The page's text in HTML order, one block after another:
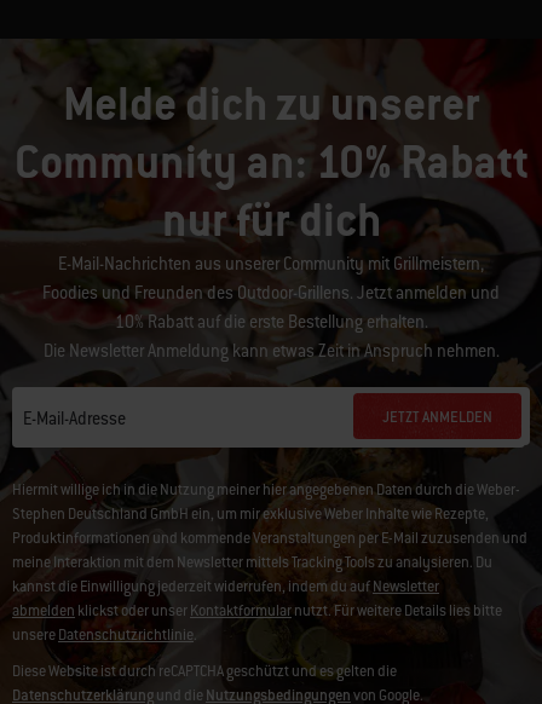
Melde dich zu unserer
Community an: 10% Rabatt
nur für dich
E-Mail-Nachrichten aus unserer Community mit Grillmeistern,
Foodies und Freunden des Outdoor-Grillens. Jetzt anmelden und
10% Rabatt auf die erste Bestellung erhalten.
Die Newsletter Anmeldung kann etwas Zeit in Anspruch nehmen.
E-Mail-Adresse JETZT ANMELDEN
Hiermit willige ich in die Nutzung meiner hier angegebenen Daten durch die Weber-
Stephen Deutschland GmbH ein, um mir exklusive Weber Inhalte wie Rezepte,
Produktinformationen und kommende Veranstaltungen per E-Mail zuzusenden und
meine Interaktion mit dem Newsletter mittels Tracking Tools zu analysieren. Du
kannst die Einwilligung jederzeit widerrufen, indem du aufNewsletter
abmelden klickst oder unserKontaktformularnutzt. Für weitere Details lies bitte
unsereDatenschutzrichtlinie.
Diese Website ist durch reCAPTCHA geschützt und es gelten die
Datenschutzerklärungund dieNutzungsbedingungenvon Google.